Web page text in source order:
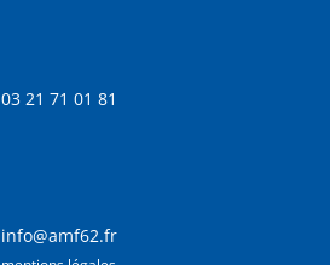
03 21 71 01 81
info@amf62.fr